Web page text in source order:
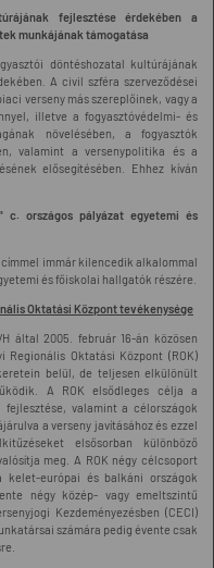
fejlesztése érdekében a
munkájának támogatása
döntéshozatal kultúrájának
A civil szféra szerveződései
verseny más szereplőinek, vagy a
illetve a fogyasztóvédelmi- és
növelésében, a fogyasztók
valamint a versenypolitika és a
elősegítésében. Ehhez kíván
c. országos pályázat egyetemi és
címmel immár kilencedik alkalommal
és főiskolai hallgatók részére.
Oktatási Központ tevékenysége
által 2005. február 16-án közösen
Regionális Oktatási Központ (ROK)
belül, de teljesen elkülönült
A ROK elsődleges célja a
valamint a célországok
a verseny javításához és ezzel
elsősorban különböző
meg. A ROK négy célcsoport
kelet-európai és balkáni országok
négy közép- vagy emeltszintű
Kezdeményezésben (CECI)
számára pedig évente csak